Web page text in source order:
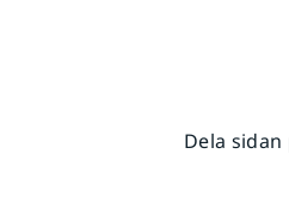
Dela sidan